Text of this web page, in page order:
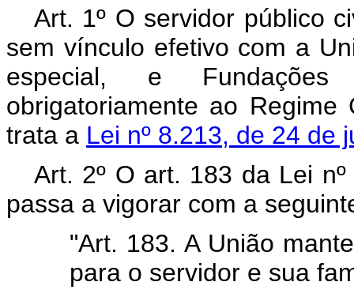
Art. 1º O servidor público
sem vínculo efetivo com a
especial, e Fundações
obrigatoriamente ao
trata a Lei nº 8.213, de 24 de
Art. 2º O art. 183 da Lei
passa a vigorar com a
"Art. 183. A União
para o servidor e sua